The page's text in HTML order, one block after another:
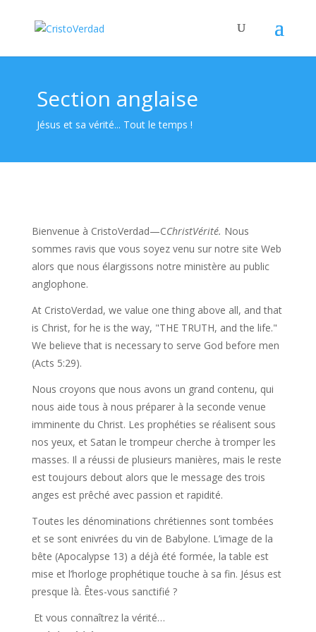
Section anglaise
Jésus et sa vérité... Tout le temps !
Bienvenue à CristoVerdad—CChristVérité. Nous
sommes ravis que vous soyez venu sur notre site Web
alors que nous élargissons notre ministère au public
anglophone.
At CristoVerdad, we value one thing above all, and that
is Christ, for he is the way, "THE TRUTH, and the life."
We believe that is necessary to serve God before men
(Acts 5:29).
Nous croyons que nous avons un grand contenu, qui
nous aide tous à nous préparer à la seconde venue
imminente du Christ. Les prophéties se réalisent sous
nos yeux, et Satan le trompeur cherche à tromper les
masses. Il a réussi de plusieurs manières, mais le reste
est toujours debout alors que le message des trois
anges est prêché avec passion et rapidité.
Toutes les dénominations chrétiennes sont tombées
et se sont enivrées du vin de Babylone. L’image de la
bête (Apocalypse 13) a déjà été formée, la table est
mise et l’horloge prophétique touche à sa fin. Jésus est
presque là. Êtes-vous sanctifié ?
Et vous connaîtrez la vérité…